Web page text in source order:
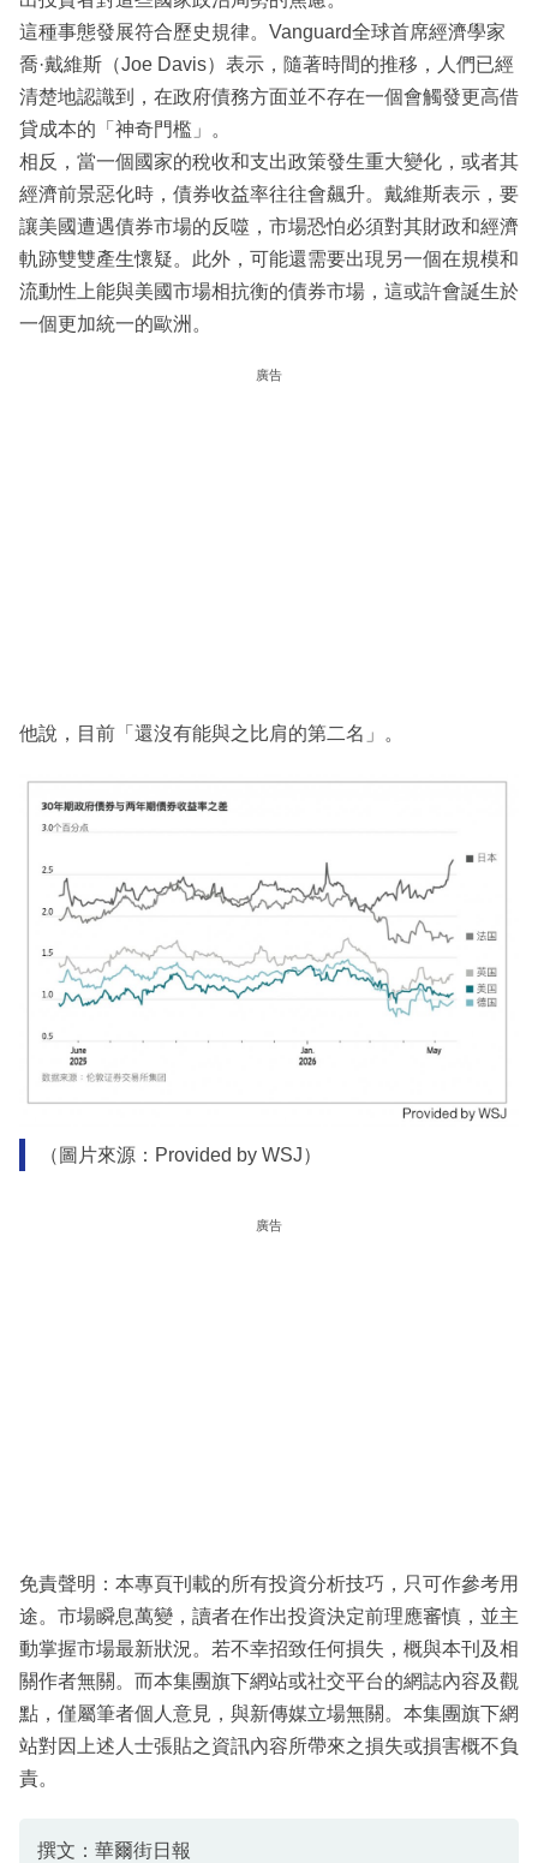
這種事態發展符合歷史規律。Vanguard全球首席經濟學家
喬·戴維斯（Joe Davis）表示，隨著時間的推移，人們已經
清楚地認識到，在政府債務方面並不存在一個會觸發更高借
貸成本的「神奇門檻」。
相反，當一個國家的稅收和支出政策發生重大變化，或者其
經濟前景惡化時，債券收益率往往會飆升。戴維斯表示，要
讓美國遭遇債券市場的反噬，市場恐怕必須對其財政和經濟
軌跡雙雙產生懷疑。此外，可能還需要出現另一個在規模和
流動性上能與美國市場相抗衡的債券市場，這或許會誕生於
一個更加統一的歐洲。
廣告
他說，目前「還沒有能與之比肩的第二名」。
（圖片來源：Provided by WSJ）
廣告
免責聲明：本專頁刊載的所有投資分析技巧，只可作參考用
途。市場瞬息萬變，讀者在作出投資決定前理應審慎，並主
動掌握市場最新狀況。若不幸招致任何損失，概與本刊及相
關作者無關。而本集團旗下網站或社交平台的網誌內容及觀
點，僅屬筆者個人意見，與新傳媒立場無關。本集團旗下網
站對因上述人士張貼之資訊內容所帶來之損失或損害概不負
責。
撰文：華爾街日報